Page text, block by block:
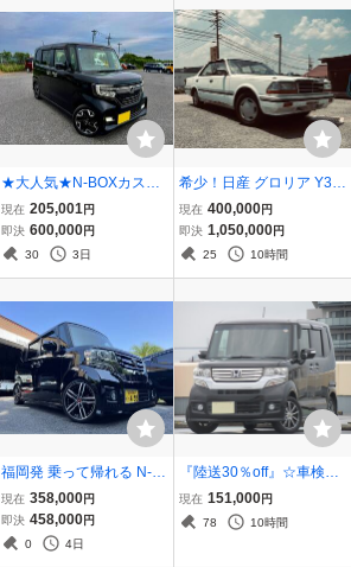
★大人気★N-BOXカスタ
ム GLターボ ホンダセン
シング●ワンオーナー●両
側パワスラ●写真多数●純
現在 205,001円
即決 600,000円
30
3日
希少！日産 グロリア Y30
後期 ブロアム JET-TURB
O VG20ET 上級グレード
旧車
現在 400,000円
即決 1,050,000円
25
10時間
福岡発 乗って帰れる N-B
OX カスタム Gターボパッ
ケージ 両側電動ドア 車検
R9年3月まで 16インチホ
イール 車高調 社外ナビ B
現在 358,000円
即決 458,000円
0
4日
『陸送30％off』☆車検9/6
迄☆N BOXプラス☆カス
タムG L PKG♪【両パワス
ラ/Bカメラ/外ナビ/TV/プ
現在 151,000円
78
10時間